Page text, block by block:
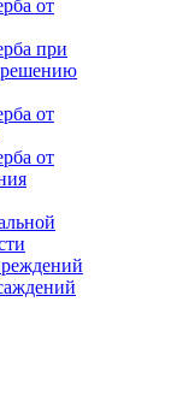
от
при
решению
от
от